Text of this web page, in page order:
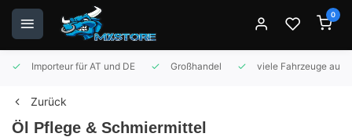
0
Importeur für AT und DE Großhandel viele Fahrzeuge auf
Zurück
Öl Pflege & Schmiermittel